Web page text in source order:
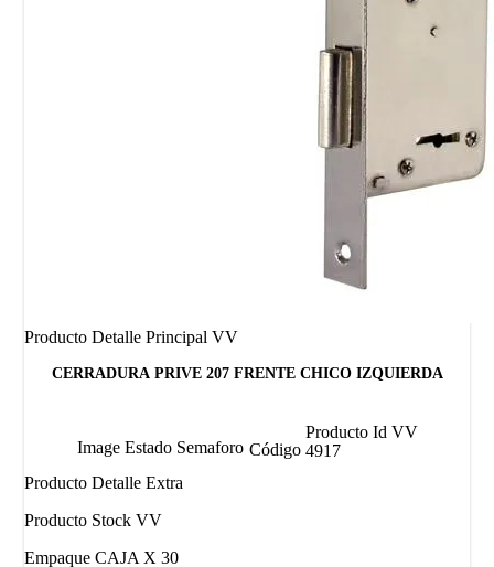
Producto Detalle Principal VV
CERRADURA PRIVE 207 FRENTE CHICO IZQUIERDA
Image Estado Semaforo Código
Producto Id VV
4917
Producto Detalle Extra
Producto Stock VV
Empaque CAJA X 30